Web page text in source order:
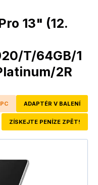
13" (12.
T/64GB/1
2R
ADAPTÉR V BALENÍ
ZÍSKEJTE PENÍZE ZPĚT!